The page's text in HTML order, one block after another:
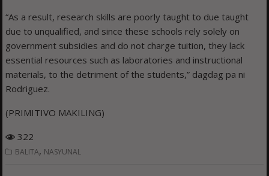
“As a result, research skills are poorly taught to due taught
due to unqualified, and since these schools rely solely on
government subsidies and do not charge tuition, they lack
essential resources such as laboratories and instructional
materials, to the detriment of the students,” dagdag pa ni
Rodriguez.
(PRIMITIVO MAKILING)
322
BALITA, NASYUNAL